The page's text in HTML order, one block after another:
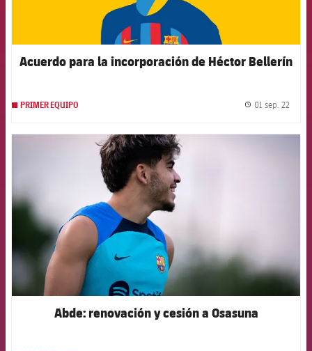
Acuerdo para la incorporación de Héctor Bellerín
PRIMER EQUIPO 01 sep. 22
FCB Barcelona badge
Abde: renovación y cesión a Osasuna